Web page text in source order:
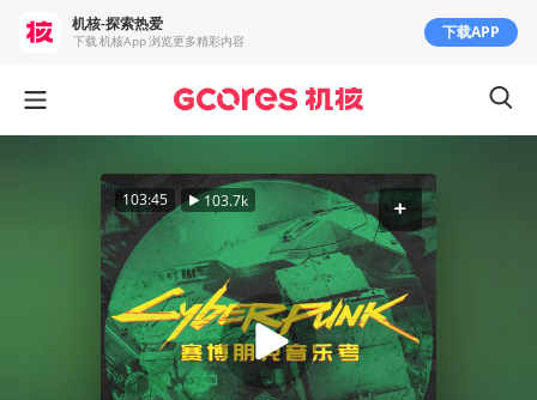
103:45 103.7k
机核-探索热爱
下载 机核App 浏览更多精彩内容 下载APP